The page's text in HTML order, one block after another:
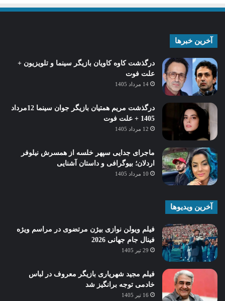
آخرین خبرها
درگذشت کاوه کاویان بازیگر سینما و تلویزیون +
علت فوت
14 مرداد 1405
درگذشت مریم همتیان بازیگر جوان سینما 12مرداد
1405 + علت فوت
12 مرداد 1405
ماجرای جدایی سپهر خلسه از همسرش نیلوفر
اردلان؛ بیوگرافی و داستان آشنایی
10 مرداد 1405
آخرین ویدیوها
فیلم ویولن نوازی بیژن مرتضوی در مراسم ویژه
فینال جام جهانی 2026
29 تیر 1405
فیلم مجید شهریاری بازیگر معروف در لباس
خادمی توجه برانگیز شد
16 تیر 1405